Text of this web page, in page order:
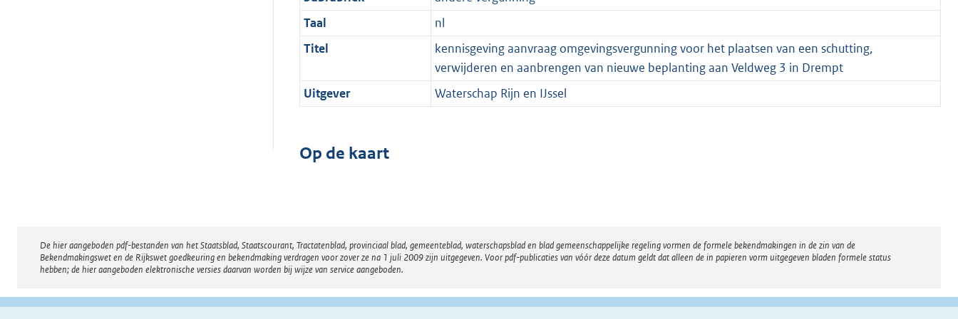
Taal
nl
Titel
kennisgeving aanvraag omgevingsvergunning voor het plaatsen van een schutting,
verwijderen en aanbrengen van nieuwe beplanting aan Veldweg 3 in Drempt
Uitgever
Waterschap Rijn en IJssel
Op de kaart
Disclaimer
De hier aangeboden pdf-bestanden van het Staatsblad, Staatscourant, Tractatenblad, provinciaal blad, gemeenteblad, waterschapsblad en blad gemeenschappelijke regeling vormen de formele bekendmakingen in de zin van de
Bekendmakingswet en de Rijkswet goedkeuring en bekendmaking verdragen voor zover ze na 1 juli 2009 zijn uitgegeven. Voor pdf-publicaties van vóór deze datum geldt dat alleen de in papieren vorm uitgegeven bladen formele status
hebben; de hier aangeboden elektronische versies daarvan worden bij wijze van service aangeboden.